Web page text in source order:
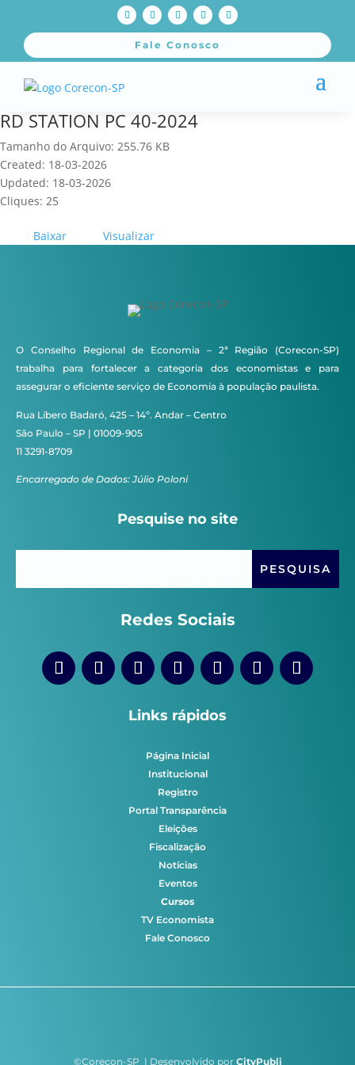
Fale Conosco
RD STATION PC 40-2024
Tamanho do Arquivo: 255.76 KB
Created: 18-03-2026
Updated: 18-03-2026
Cliques: 25
Baixar Visualizar
O Conselho Regional de Economia – 2ª Região (Corecon-SP)
trabalha para fortalecer a categoria dos economistas e para
assegurar o eficiente serviço de Economia à população paulista.
Rua Líbero Badaró, 425 – 14º. Andar – Centro
São Paulo – SP | 01009-905
11 3291-8709
Encarregado de Dados: Júlio Poloni
Pesquise no site
Redes Sociais
Links rápidos
Página Inicial
Institucional
Registro
Portal Transparência
Eleições
Fiscalização
Notícias
Eventos
Cursos
TV Economista
Fale Conosco
©Corecon-SP | Desenvolvido por CityPubli